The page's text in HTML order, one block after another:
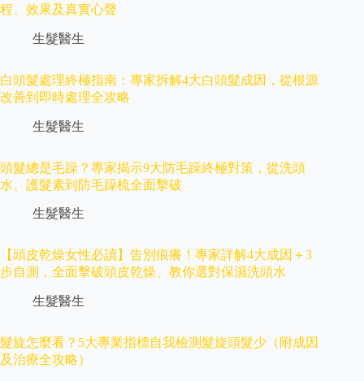
程、效果及真實心聲
生髮醫生
白頭髮處理終極指南：專家拆解4大白頭髮成因，從根源
改善到即時處理全攻略
生髮醫生
頭髮總是毛躁？專家揭示9大防毛躁終極對策，從洗頭
水、護髮素到防毛躁梳全面擊破
生髮醫生
【頭皮乾燥女性必讀】告別痕癢！專家詳解4大成因＋3
步自測，全面擊破頭皮乾燥、教你選對保濕洗頭水
生髮醫生
髮旋怎麼看？5大專業指標自我檢測髮旋頭髮少（附成因
及治療全攻略）